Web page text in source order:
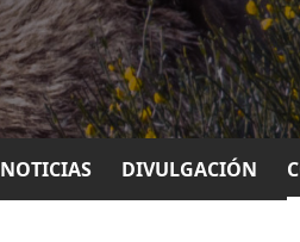
NOTICIAS DIVULGACIÓN